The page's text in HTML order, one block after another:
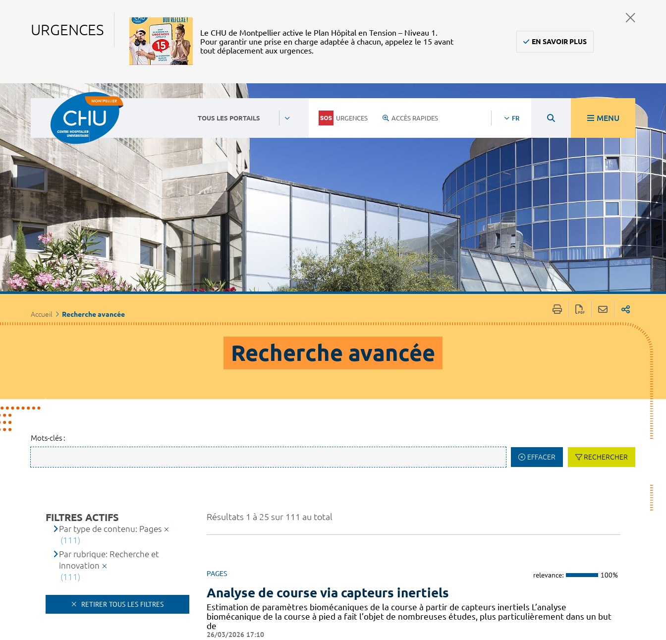
URGENCES
Le CHU de Montpellier active le Plan Hôpital en Tension – Niveau 1.
Pour garantir une prise en charge adaptée à chacun, appelez le 15 avant
tout déplacement aux urgences.
EN SAVOIR PLUS
TOUS LES PORTAILS URGENCES ACCÈS RAPIDES FR MENU
Accueil Recherche avancée
Recherche avancée
Mots-clés :
EFFACER RECHERCHER
Résultats 1 à 25 sur 111 au total
PAGES relevance: 100%
Analyse de course via capteurs inertiels
Estimation de paramètres biomécaniques de la course à partir de capteurs inertiels L’analyse
biomécanique de la course à pied a fait l’objet de nombreuses études, plus particulièrement dans un but
de
26/03/2026 17:10
FILTRES ACTIFS
Par type de contenu: Pages
(111)
Par rubrique: Recherche et
innovation
(111)
RETIRER TOUS LES FILTRES